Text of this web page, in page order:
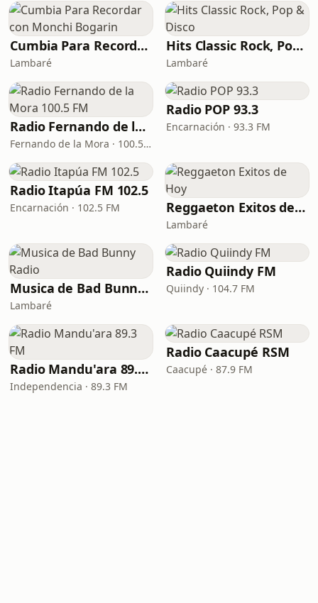
Cumbia Para Recordar con Monchi Bogarin
Lambaré
Hits Classic Rock, Pop & Disco
Lambaré
Radio Fernando de la Mora 100.5 FM
Fernando de la Mora · 100.5 FM
Radio POP 93.3
Encarnación · 93.3 FM
Radio Itapúa FM 102.5
Encarnación · 102.5 FM Reggaeton Exitos de Hoy
Lambaré
Musica de Bad Bunny Radio
Lambaré
Radio Quiindy FM
Quiindy · 104.7 FM
Radio Mandu'ara 89.3 FM
Independencia · 89.3 FM
Radio Caacupé RSM
Caacupé · 87.9 FM